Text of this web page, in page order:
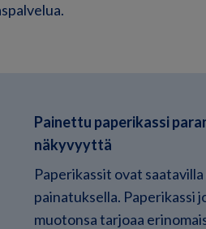
Painettu paperikassi
näkyvyyttä
Paperikassit ovat saatavilla
painatuksella. Paperikassi
muotonsa tarjoaa